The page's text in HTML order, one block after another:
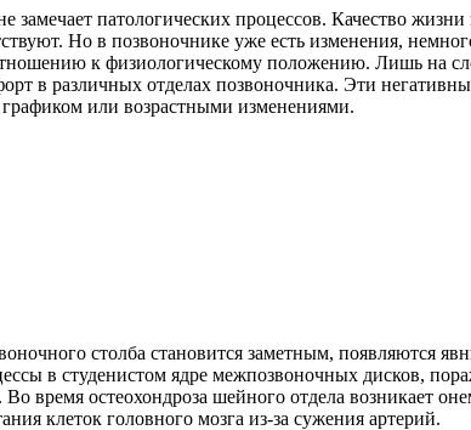
замечает патологических процессов. Качество
Но в позвоночнике уже есть изменения,
к физиологическому положению. Лишь на
в различных отделах позвоночника. Эти
или возрастными изменениями.
столба становится заметным, появляются
в студенистом ядре межпозвоночных дисков,
время остеохондроза шейного отдела возникает
клеток головного мозга из-за сужения артерий.